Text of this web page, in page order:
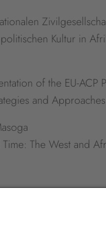
Kultur in
of the EU-
and
The West and